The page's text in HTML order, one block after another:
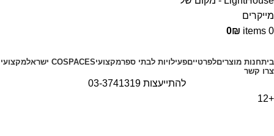
0
items
0₪
ביתחנות מוצריםלפרטייםפעילויות לבתי ספרמקצועיCOSPACES ישראל
מקצועי
צרו קשר
להתייעצות 03-3741319
+12